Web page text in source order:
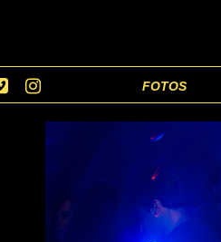
FOTOS